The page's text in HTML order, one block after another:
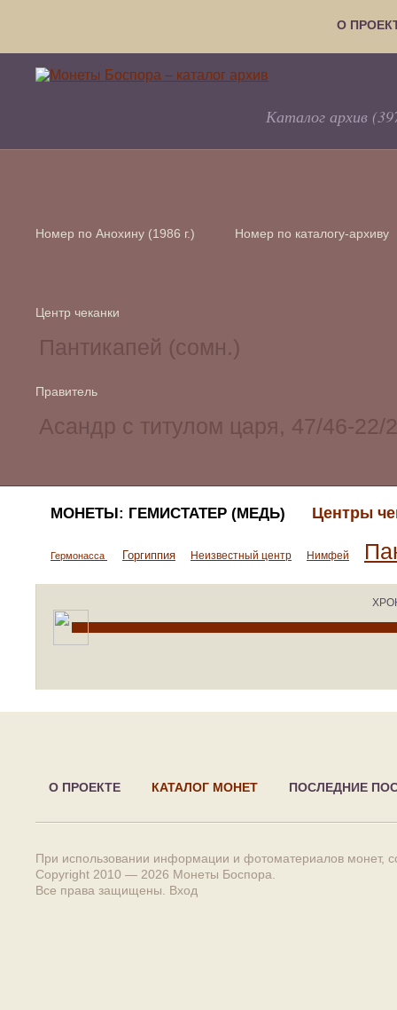
О
Каталог архив
Номер по Анохину (1986 г.) Номер по каталогу-архиву
Центр чеканки
Правитель
МОНЕТЫ: ГЕМИСТАТЕР (МЕДЬ) Центры
Гермонасса Горгиппия Неизвестный центр Нимфей
О ПРОЕКТЕ КАТАЛОГ МОНЕТ ПОСЛЕДНИЕ
При использовании информации и фотоматериалов монет,
Copyright 2010 — 2026 Монеты Боспора
Все права защищены. Вход